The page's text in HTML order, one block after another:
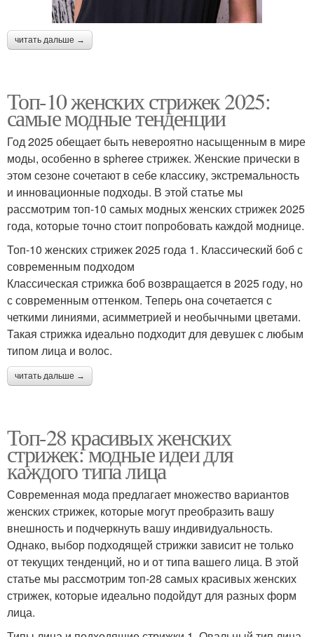
читать дальше →
Топ-10 женских стрижек 2025:
самые модные тенденции
Год 2025 обещает быть невероятно насыщенным в мире
моды, особенно в spheree стрижек. Женские прически в
этом сезоне сочетают в себе классику, экстремальность
и инновационные подходы. В этой статье мы
рассмотрим топ-10 самых модных женских стрижек 2025
года, которые точно стоит попробовать каждой моднице.
Топ-10 женских стрижек 2025 года 1. Классический боб с
современным подходом
Классическая стрижка боб возвращается в 2025 году, но
с современным оттенком. Теперь она сочетается с
четкими линиями, асимметрией и необычными цветами.
Такая стрижка идеально подходит для девушек с любым
типом лица и волос.
читать дальше →
Топ-28 красивых женских
стрижек: модные идеи для
каждого типа лица
Современная мода предлагает множество вариантов
женских стрижек, которые могут преобразить вашу
внешность и подчеркнуть вашу индивидуальность.
Однако, выбор подходящей стрижки зависит не только
от текущих тенденций, но и от типа вашего лица. В этой
статье мы рассмотрим топ-28 самых красивых женских
стрижек, которые идеально подойдут для разных форм
лица.